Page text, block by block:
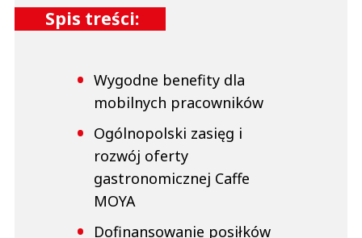
Spis treści:
Wygodne benefity dla
mobilnych pracowników
Ogólnopolski zasięg i
rozwój oferty
gastronomicznej Caffe
MOYA
Dofinansowanie posiłków